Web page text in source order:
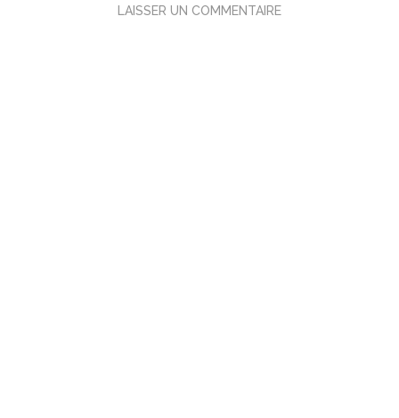
LAISSER UN COMMENTAIRE